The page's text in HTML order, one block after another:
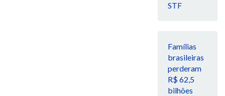
STF
Famílias
brasileiras
perderam
R$ 62,5
bilhões